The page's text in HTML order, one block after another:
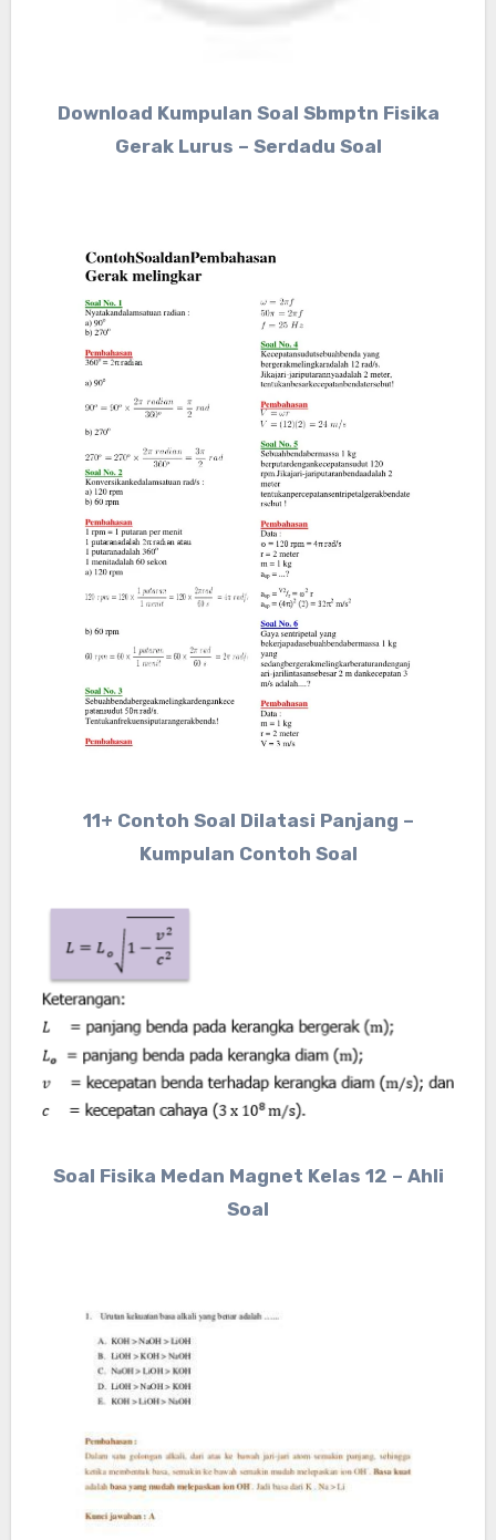
Download Kumpulan Soal Sbmptn Fisika
Gerak Lurus – Serdadu Soal
11+ Contoh Soal Dilatasi Panjang –
Kumpulan Contoh Soal
Soal Fisika Medan Magnet Kelas 12 – Ahli
Soal